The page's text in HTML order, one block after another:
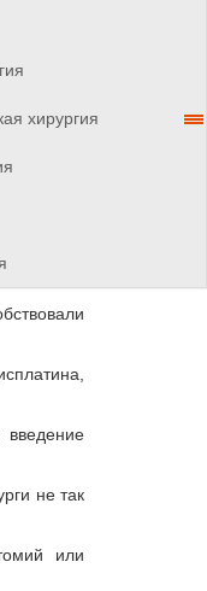
хирургия
группе
с
для
не так
или